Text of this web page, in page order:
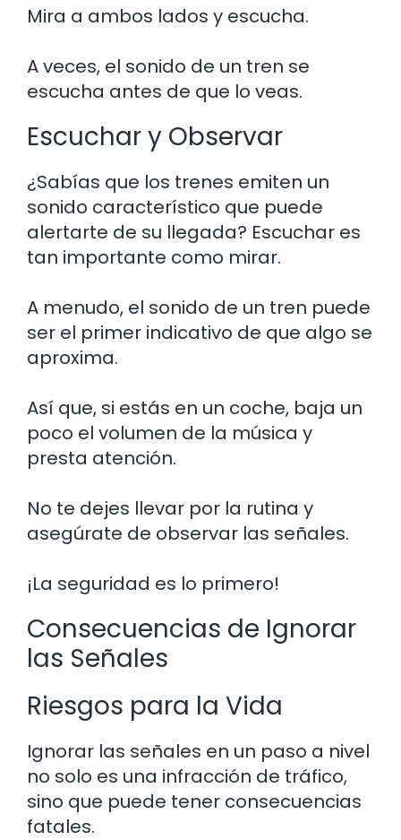
Mira a ambos lados y escucha.
A veces, el sonido de un tren se
escucha antes de que lo veas.
Escuchar y Observar
¿Sabías que los trenes emiten un
sonido característico que puede
alertarte de su llegada? Escuchar es
tan importante como mirar.
A menudo, el sonido de un tren puede
ser el primer indicativo de que algo se
aproxima.
Así que, si estás en un coche, baja un
poco el volumen de la música y
presta atención.
No te dejes llevar por la rutina y
asegúrate de observar las señales.
¡La seguridad es lo primero!
Consecuencias de Ignorar
las Señales
Riesgos para la Vida
Ignorar las señales en un paso a nivel
no solo es una infracción de tráfico,
sino que puede tener consecuencias
fatales.